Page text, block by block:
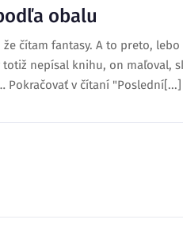
obalu
čítam fantasy. A to preto,
nepísal knihu, on maľoval,
Pokračovať v čítaní "Poslední[...]